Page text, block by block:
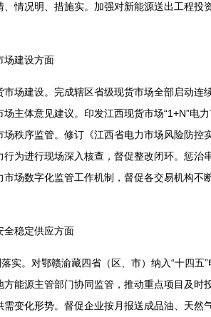
情况明、措施实。加强对新能源送出工程
场建设方面
场建设。完成辖区省级现货市场全部启动连
主体意见建议。印发江西现货市场“1+N”电
秩序监管。修订《江西省电力市场风险防
为进行现场深入核查，督促整改闭环。惩
场数字化监管工作机制，督促各交易机构不
全稳定供应方面
实。对鄂赣渝藏四省（区、市）纳入“十四
能源主管部门协同监管，推动重点项目及
变化形势。督促企业按月报送成品油、天